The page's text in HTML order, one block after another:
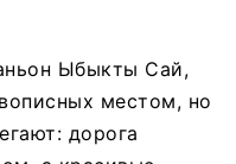
Ыбыкты Сай,
местом, но
дорога